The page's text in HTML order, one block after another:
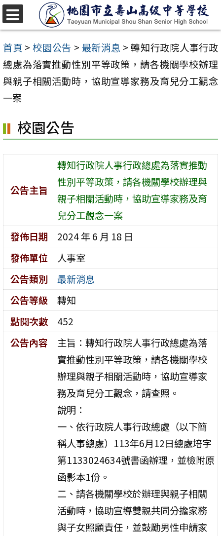
跳
至
主
要
內
首頁 > 校園公告 > 最新消息 > 轉知行政院人事行政
總處為落實推動性別平等政策，請各機關學校辦理
與親子相關活動時，協助宣導家務及育兒分工觀念
一案
校園公告
公告主旨
轉知行政院人事行政總處為落實推動
性別平等政策，請各機關學校辦理與
親子相關活動時，協助宣導家務及育
兒分工觀念一案
發佈日期
2024 年 6 月 18 日
發佈單位
人事室
公告類別
最新消息
公告等級
轉知
點閱次數
452
公告內容
主旨：轉知行政院人事行政總處為落
實推動性別平等政策，請各機關學校
辦理與親子相關活動時，協助宣導家
務及育兒分工觀念，請查照。
說明：
一、依行政院人事行政總處（以下簡
稱人事總處）113年6月12日總處培字
第1133024634號書函辦理，並檢附原
函影本1份。
二、請各機關學校於辦理與親子相關
活動時，協助宣導雙親共同分擔家務
與子女照顧責任，並鼓勵男性申請家
選
單